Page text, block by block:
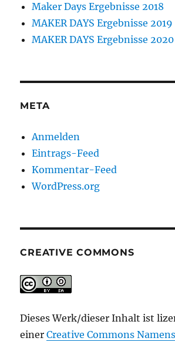
Maker Days Ergebnisse 2018
MAKER DAYS Ergebnisse 2019
MAKER DAYS Ergebnisse 2020
META
Anmelden
Eintrags-Feed
Kommentar-Feed
WordPress.org
CREATIVE COMMONS
Dieses Werk/dieser Inhalt ist
einerCreative Commons